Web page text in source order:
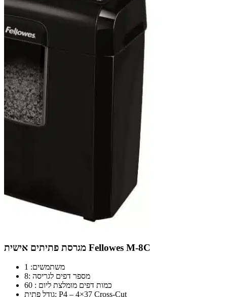
מגרסת פתיתים אישית Fellowes M-8C
משתמשים: 1
מספר דפים לגריסה :8
כמות דפים מומלצת ליום : 60
גודל פתית: P4 – 4×37 Cross-Cut